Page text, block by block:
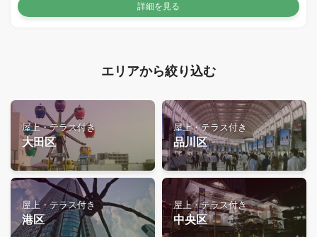
詳細を見る
エリアから絞り込む
屋上・テラス付き
大田区
屋上・テラス付き
品川区
屋上・テラス付き
港区
屋上・テラス付き
中央区